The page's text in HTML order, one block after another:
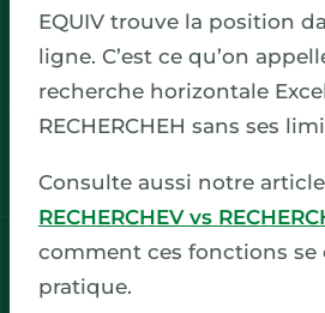
EQUIV trouve la position
ligne. C’est ce qu’on
recherche horizontale
RECHERCHEH sans ses
Consulte aussi notre
RECHERCHEV vs
comment ces fonctions se
pratique.